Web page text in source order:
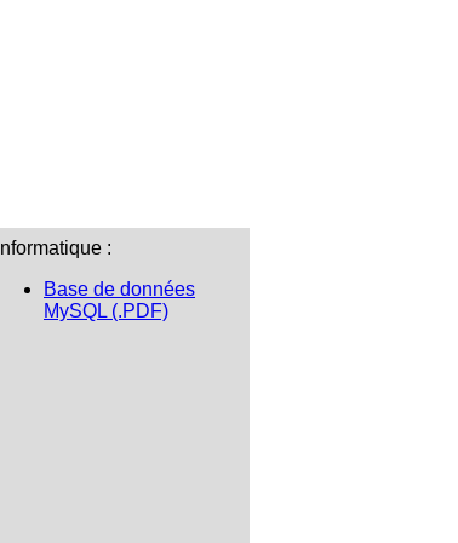
Informatique :
Base de données
MySQL (.PDF)